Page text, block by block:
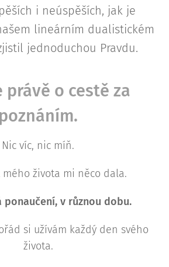
i neúspěších, jak je
lineárním dualistickém
jednoduchou Pravdu.
právě o cestě za
poznáním.
Nic víc, nic míň.
mého života mi něco dala.
ponaučení, v různou dobu.
si užívám každý den svého
života.